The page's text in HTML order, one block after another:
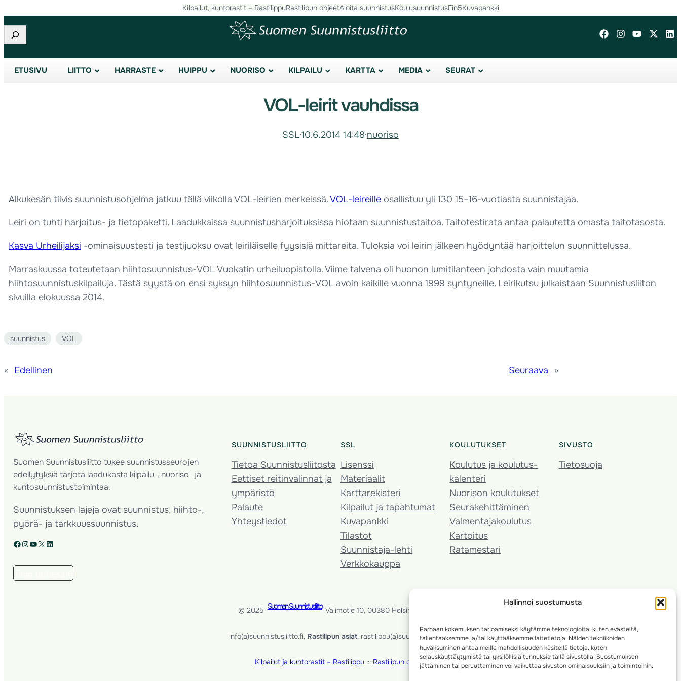
Hallinnoi suostumusta
Parhaan kokemuksen tarjoamiseksi käytämme teknologioita, kuten evästeitä,
tallentaaksemme ja/tai käyttääksemme laitetietoja. Näiden tekniikoiden
hyväksyminen antaa meille mahdollisuuden käsitellä tietoja, kuten
selauskäyttäytymistä tai yksilöllisiä tunnuksia tällä sivustolla. Suostumuksen
jättäminen tai peruuttaminen voi vaikuttaa sivuston ominaisuuksiin ja toimintoihin.
Kilpailut, kuntorastit – RastilippuRastilipun ohjeetAloita suunnistusKoulusuunnistusFin5Kuvapankki
Etsi
ETUSIVU LIITTO HARRASTE HUIPPU NUORISO KILPAILU KARTTA MEDIA SEURAT
VOL-leirit vauhdissa
SSL·10.6.2014 14:48·nuoriso
Alkukesän tiivis suunnistusohjelma jatkuu tällä viikolla VOL-leirien merkeissä.VOL-leireille osallistuu yli 130 15–16-vuotiasta suunnistajaa.
Leiri on tuhti harjoitus- ja tietopaketti. Laadukkaissa suunnistusharjoituksissa hiotaan suunnistustaitoa. Taitotestirata antaa palautetta omasta taitotasosta.
Kasva Urheilijaksi -ominaisuustesti ja testijuoksu ovat leiriläiselle fyysisiä mittareita. Tuloksia voi leirin jälkeen hyödyntää harjoittelun suunnittelussa.
Marraskuussa toteutetaan hiihtosuunnistus-VOL Vuokatin urheiluopistolla. Viime talvena oli huonon lumitilanteen johdosta vain muutamia
hiihtosuunnistuskilpailuja. Tästä syystä on ensi syksyn hiihtosuunnistus-VOL avoin kaikille vuonna 1999 syntyneille. Leirikutsu julkaistaan Suunnistusliiton
sivuilla elokuussa 2014.
suunnistus VOL
« Edellinen Seuraava »
Suomen Suunnistusliitto tukee suunnistusseurojen
edellytyksiä tarjota laadukasta kilpailu-, nuoriso- ja
kuntosuunnistustoimintaa.
Suunnistuksen lajeja ovat suunnistus, hiihto-,
pyörä- ja tarkkuussuunnistus.
Facebook Instagram YouTube X LinkedIn
SUUNNISTUSLIITTO
Tietoa Suunnistusliitosta
Eettiset reitinvalinnat ja
ympäristö
Palaute
Yhteystiedot
SSL
Lisenssi
Materiaalit
Karttarekisteri
Kilpailut ja tapahtumat
Kuvapankki
Tilastot
Suunnistaja-lehti
Verkkokauppa
KOULUTUKSET
Koulutus ja koulutus­
kalenteri
Nuorison koulutukset
Seura­kehittäminen
Valmentaja­koulutus
Kartoitus
Ratamestari
SIVUSTO
Tietosuoja
© 2025 ·Suomen Suunnistusliitto· Valimotie 10, 00380 Helsinki, Finland
info(a)suunnistusliitto.fi, Rastilipun asiat: rastilippu(a)suunnistusliitto.fi
Kilpailut ja kuntorastit – Rastilippu::: Rastilipun ohjeet